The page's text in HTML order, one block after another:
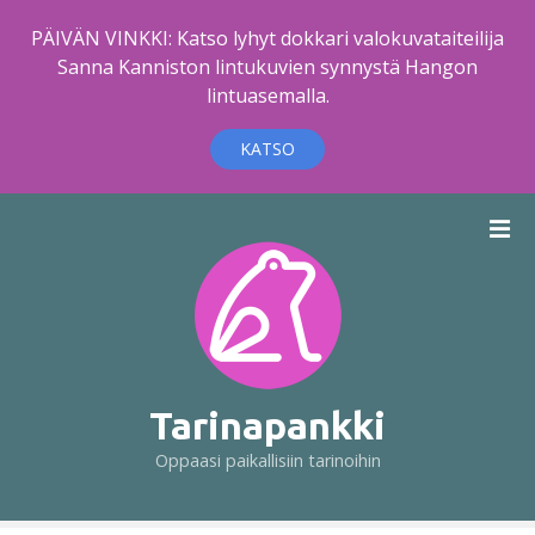
PÄIVÄN VINKKI: Katso lyhyt dokkari valokuvataiteilija
Sanna Kanniston lintukuvien synnystä Hangon
lintuasemalla.
KATSO
t
Tarinapankki
Oppaasi paikallisiin tarinoihin